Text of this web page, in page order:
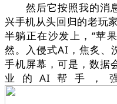
然后它按照我的消息
兴手机从头回归的老玩
半躺正在沙发上，“苹
然。入侵式AI，焦炙、
手机屏幕，可是，数据
业的AI帮手，